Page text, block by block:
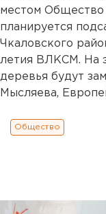
местом Общество
планируется
Чкаловского
летия ВЛКСМ. На
деревья будут
Мысляева,
Общество